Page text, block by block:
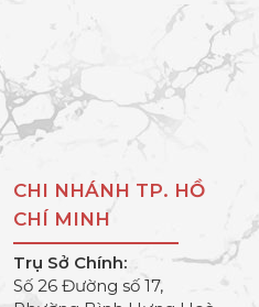
CHI NHÁNH TP. HỒ
CHÍ MINH
Trụ Sở Chính:
Số 26 Đường số 17,